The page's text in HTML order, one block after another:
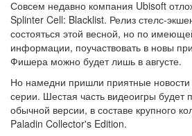
Совсем недавно компания Ubisoft
Splinter Cell: Blacklist. Релиз стелс-
состояться этой весной, но по
информации, поучаствовать в новы
Фишера можно будет лишь в августе.
Но намедни пришли приятные новости
серии. Шестая часть видеоигры будет
обычной версии, в составе крупного
Paladin Collector's Edition.